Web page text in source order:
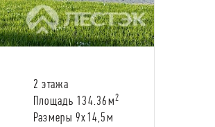
2 этажа
Площадь 134.36м2
Размеры 9x14,5м